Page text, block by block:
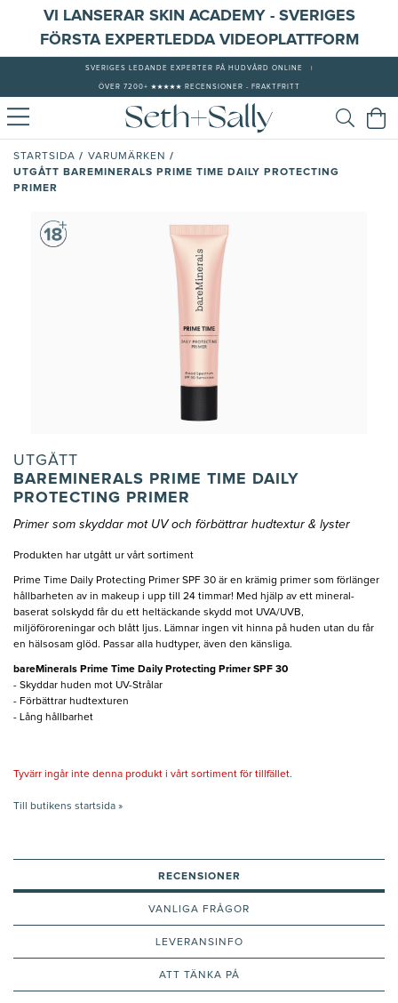
VI LANSERAR SKIN ACADEMY - SVERIGES
FÖRSTA EXPERTLEDDA VIDEOPLATTFORM
SVERIGES LEDANDE EXPERTER PÅ HUDVÅRD ONLINE
ÖVER 7200+ ★★★★★ RECENSIONER - FRAKTFRITT
STARTSIDA / VARUMÄRKEN /
UTGÅTT BAREMINERALS PRIME TIME DAILY PROTECTING
PRIMER
UTGÅTT
BAREMINERALS PRIME TIME DAILY
PROTECTING PRIMER
Primer som skyddar mot UV och förbättrar hudtextur & lyster
Produkten har utgått ur vårt sortiment
Prime Time Daily Protecting Primer SPF 30 är en krämig primer som förlänger
hållbarheten av in makeup i upp till 24 timmar! Med hjälp av ett mineral-
baserat solskydd får du ett heltäckande skydd mot UVA/UVB,
miljöföroreningar och blått ljus. Lämnar ingen vit hinna på huden utan du får
en hälsosam glöd. Passar alla hudtyper, även den känsliga.
bareMinerals Prime Time Daily Protecting Primer SPF 30​
- Skyddar huden mot UV-Strålar
- Förbättrar hudtexturen
- Lång hållbarhet
Tyvärr ingår inte denna produkt i vårt sortiment för tillfället.
Till butikens startsida »
RECENSIONER
VANLIGA FRÅGOR
LEVERANSINFO
ATT TÄNKA PÅ